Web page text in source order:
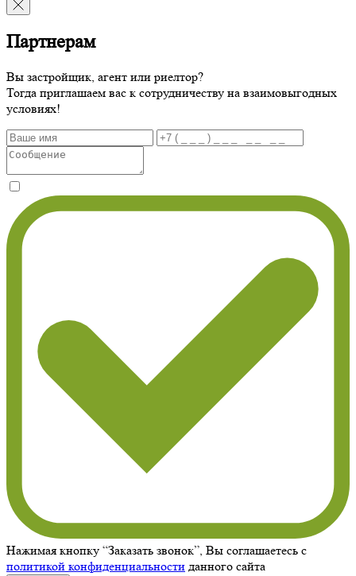
Партнерам
Вы застройщик, агент или риелтор?
Тогда приглашаем вас к сотрудничеству на взаимовыгодных
условиях!
Нажимая кнопку “Заказать звонок”, Вы соглашаетесь с
политикой конфиденциальности данного сайта